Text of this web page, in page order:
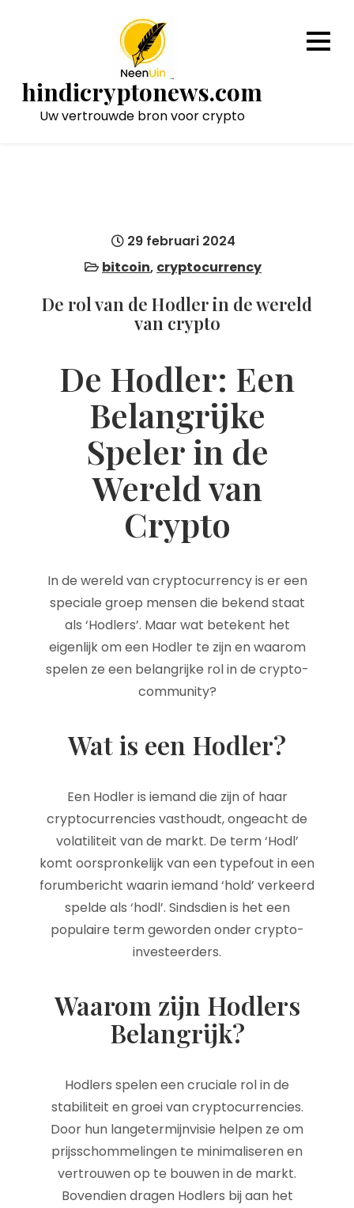
hindicryptonews.com
Uw vertrouwde bron voor crypto
29 februari 2024
bitcoin, cryptocurrency
De rol van de Hodler in de wereld
van crypto
De Hodler: Een
Belangrijke
Speler in de
Wereld van
Crypto
In de wereld van cryptocurrency is er een
speciale groep mensen die bekend staat
als ‘Hodlers’. Maar wat betekent het
eigenlijk om een Hodler te zijn en waarom
spelen ze een belangrijke rol in de crypto-
community?
Wat is een Hodler?
Een Hodler is iemand die zijn of haar
cryptocurrencies vasthoudt, ongeacht de
volatiliteit van de markt. De term ‘Hodl’
komt oorspronkelijk van een typefout in een
forumbericht waarin iemand ‘hold’ verkeerd
spelde als ‘hodl’. Sindsdien is het een
populaire term geworden onder crypto-
investeerders.
Waarom zijn Hodlers
Belangrijk?
Hodlers spelen een cruciale rol in de
stabiliteit en groei van cryptocurrencies.
Door hun langetermijnvisie helpen ze om
prijsschommelingen te minimaliseren en
vertrouwen op te bouwen in de markt.
Bovendien dragen Hodlers bij aan het